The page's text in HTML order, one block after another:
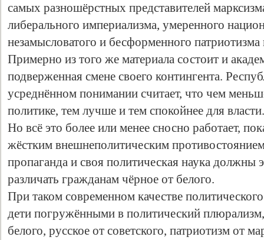
самых разношёрстных представителей
либерального империализма, умеренного
незамысловатого и бесформенного
Примерно из того же материала состоит и
подверженная смене своего контингента.
усреднённом понимании считает, что чем
политике, тем лучше и тем спокойнее для власти.
Но всё это более или менее сносно работает,
жёстким внешнеполитическим
пропаганда и своя политическая наука должны
различать гражданам чёрное от белого.
При таком современном качестве
дети погружёнными в политический
белого, русское от советского, патриотизм от